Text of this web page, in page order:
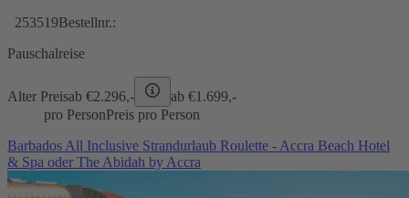
253519Bestellnr.:
Pauschalreise
Alter Preisab €2.296,- ab €1.699,-
pro PersonPreis pro Person
Barbados All Inclusive Strandurlaub Roulette - Accra Beach Hotel
& Spa oder The Abidah by Accra